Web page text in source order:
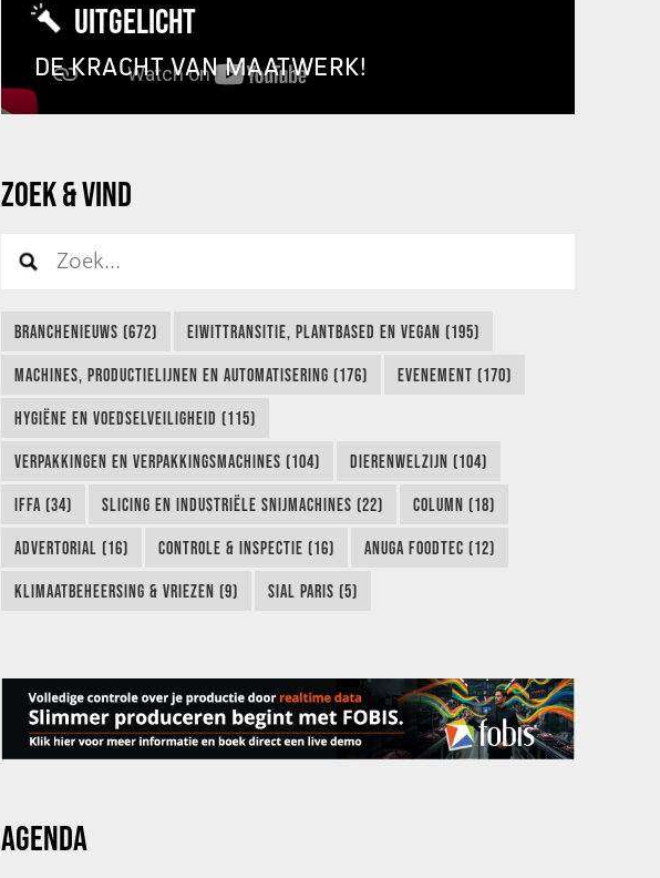
UITGELICHT
DE KRACHT VAN MAATWERK!
ZOEK & VIND
BRANCHENIEUWS (672) EIWITTRANSITIE, PLANTBASED EN VEGAN (195)
MACHINES, PRODUCTIELIJNEN EN AUTOMATISERING (176) EVENEMENT (170)
HYGIËNE EN VOEDSELVEILIGHEID (115)
VERPAKKINGEN EN VERPAKKINGSMACHINES (104) DIERENWELZIJN (104)
IFFA (34) SLICING EN INDUSTRIËLE SNIJMACHINES (22) COLUMN (18)
ADVERTORIAL (16) CONTROLE & INSPECTIE (16) ANUGA FOODTEC (12)
KLIMAATBEHEERSING & VRIEZEN (9) SIAL PARIS (5)
AGENDA